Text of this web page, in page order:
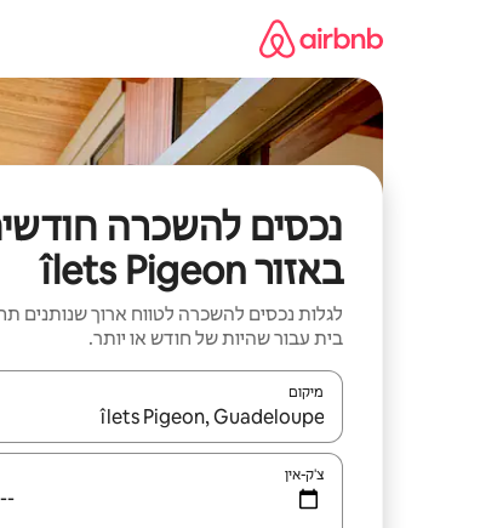
נכסים להשכרה
באזור îlets Pigeon
לגלות נכסים להשכרה לטווח ארוך שנותנים
בית עבור שהיות של חודש או יותר.
מיקום
כאשר התוצאות יהיו זמינות, יש לנווט עם
צ'ק-אין